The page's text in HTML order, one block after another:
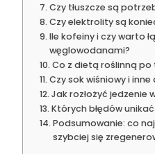
Czy tłuszcze są
Czy elektrolity są
Ile kofeiny i czy warto
węglowodanami?
Co z dietą roślinną po
Czy sok wiśniowy i
Jak rozłożyć jedzenie
Których błędów unikać
Podsumowanie: co
szybciej się